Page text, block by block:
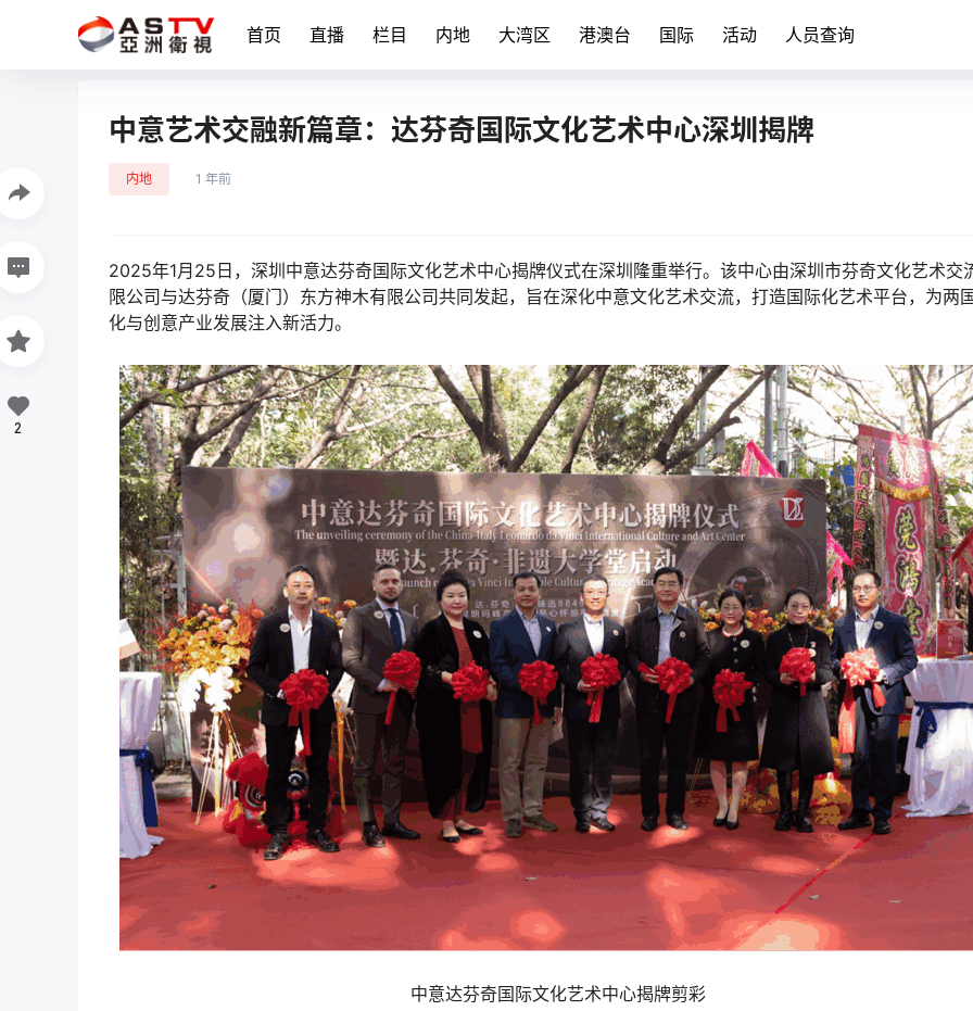
首页 直播 栏目 内地 大湾区 港澳台 国际 活动 人员查询
中意艺术交融新篇章：达芬奇国际文化艺术中心深圳揭牌
内地 1 年前
2025年1月25日，深圳中意达芬奇国际文化艺术中心揭牌仪式在深圳隆重举行。该中心由深圳市芬奇文化艺术交
限公司与达芬奇（厦门）东方神木有限公司共同发起，旨在深化中意文化艺术交流，打造国际化艺术平台，为两
化与创意产业发展注入新活力。
中意达芬奇国际文化艺术中心揭牌剪彩
2